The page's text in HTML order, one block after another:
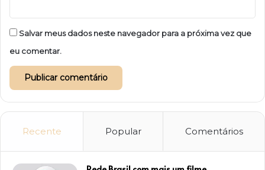
Salvar meus dados neste navegador para a próxima vez que
eu comentar.
Recente Popular Comentários